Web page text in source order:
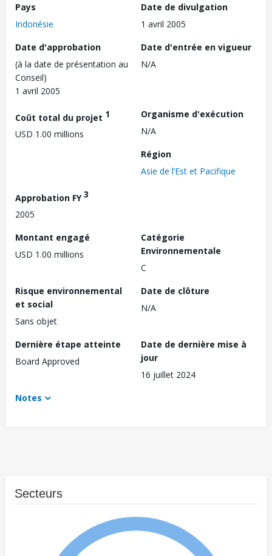
Pays
Indonésie
Date de divulgation
1 avril 2005
Date d'approbation
(à la date de présentation au
Conseil)
1 avril 2005
Date d'entrée en vigueur
N/A
Coût total du projet 1
USD 1.00 millions
Organisme d'exécution
N/A
Région
Asie de l’Est et Pacifique
Approbation FY3
2005
Montant engagé
USD 1.00 millions
Catégorie
Environnementale
C
Risque environnemental
et social
Sans objet
Date de clôture
N/A
Dernière étape atteinte
Board Approved
Date de dernière mise à
jour
16 juillet 2024
Notes
Secteurs